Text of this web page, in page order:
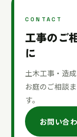
CONTACT
工事のご
に
土木工事・造
お庭のご相談
す。
お問い合